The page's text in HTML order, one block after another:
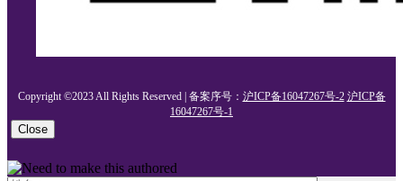
Copyright ©2023 All Rights Reserved | 备案序号： 沪ICP备16047267号-2 沪ICP备
16047267号-1
Close